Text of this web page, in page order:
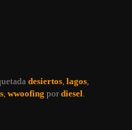
desiertos,lagos,
,wwoofing pordiesel.